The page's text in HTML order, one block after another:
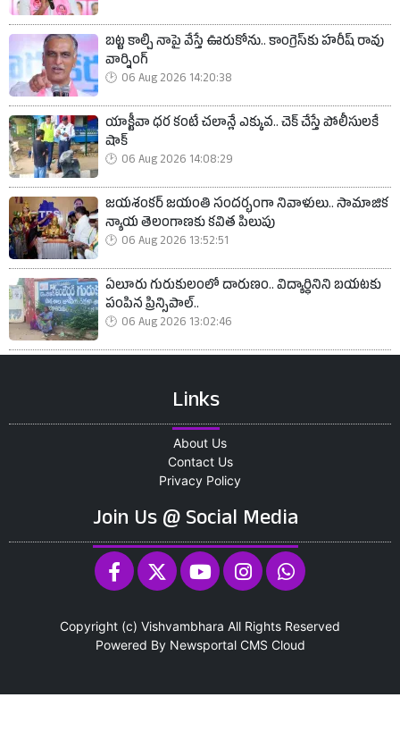
బట్ట కాల్చి నాపై వేస్తే ఊరుకోను.. కాంగ్రెస్‌కు హరీష్ రావు
వార్నింగ్
06 Aug 2026 14:20:38
యాక్టీవా ధర కంటే చలాన్లే ఎక్కువ.. చెక్ చేస్తే పోలీసులకే
షాక్
06 Aug 2026 14:08:29
జయశంకర్ జయంతి సందర్భంగా నివాళులు.. సామాజిక
న్యాయ తెలంగాణకు కవిత పిలుపు
06 Aug 2026 13:52:51
ఏలూరు గురుకులంలో దారుణం.. విద్యార్థినిని బయటకు
పంపిన ప్రిన్సిపాల్..
06 Aug 2026 13:02:46
Links
About Us
Contact Us
Privacy Policy
Join Us @ Social Media
Copyright (c) Vishvambhara All Rights Reserved
Powered By Newsportal CMS Cloud